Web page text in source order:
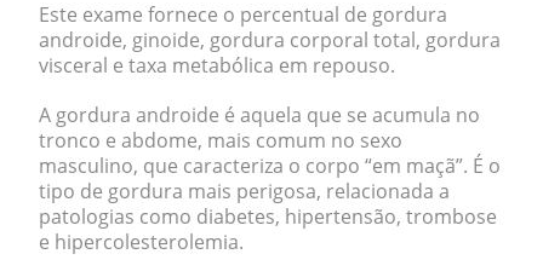
Este exame fornece o percentual de gordura
androide, ginoide, gordura corporal total, gordura
visceral e taxa metabólica em repouso.
A gordura androide é aquela que se acumula no
tronco e abdome, mais comum no sexo
masculino, que caracteriza o corpo “em maçã”. É o
tipo de gordura mais perigosa, relacionada a
patologias como diabetes, hipertensão, trombose
e hipercolesterolemia.